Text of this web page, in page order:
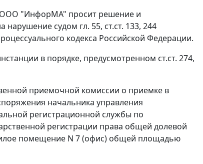
ООО "ИнфорМА" просит решение и
нарушение судом гл. 55, ст.ст. 133, 244
кодекса Российской Федерации.
в порядке, предусмотренном ст.ст. 274,
приемочной комиссии о приемке в
начальника управления
регистрационной службы по
регистрации права общей долевой
помещение N 7 (офис) общей площадью